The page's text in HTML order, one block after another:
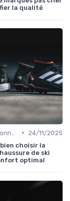
la qualité
•
24/11/2025
choisir la
de ski
optimal